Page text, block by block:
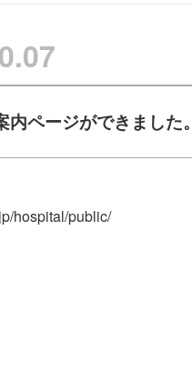
内ページができました
hospital/public/